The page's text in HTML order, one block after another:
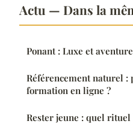
Actu — Dans la
Ponant : Luxe et
Référencement naturel :
formation en ligne ?
Rester jeune : quel rituel